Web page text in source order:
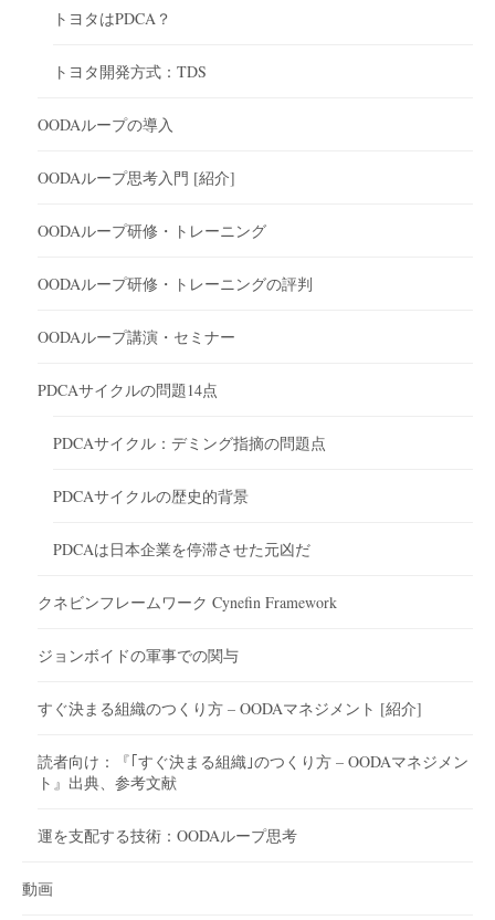
トヨタはPDCA？
トヨタ開発方式：TDS
OODAループの導入
OODAループ思考入門 [紹介]
OODAループ研修・トレーニング
OODAループ研修・トレーニングの評判
OODAループ講演・セミナー
PDCAサイクルの問題14点
PDCAサイクル：デミング指摘の問題点
PDCAサイクルの歴史的背景
PDCAは日本企業を停滞させた元凶だ
クネビンフレームワーク Cynefin Framework
ジョンボイドの軍事での関与
すぐ決まる組織のつくり方 – OODAマネジメント [紹介]
読者向け：『｢すぐ決まる組織｣のつくり方 – OODAマネジメン
ト』出典、参考文献
運を支配する技術：OODAループ思考
動画